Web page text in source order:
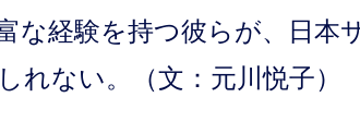
な経験を持つ彼らが、日本
れない。（文：元川悦子）